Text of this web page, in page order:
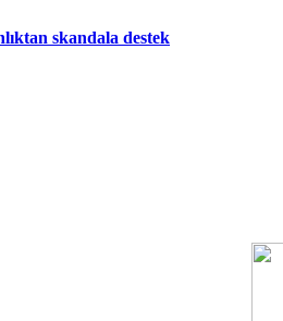
skandala destek